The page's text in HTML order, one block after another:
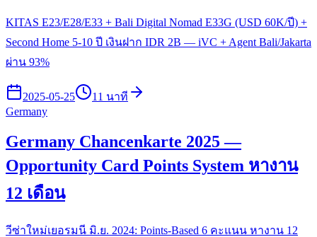
KITAS E23/E28/E33 + Bali Digital Nomad E33G (USD 60K/ปี) +
Second Home 5-10 ปี เงินฝาก IDR 2B — iVC + Agent Bali/Jakarta
ผ่าน 93%
2025-05-25
11 นาที
Germany
Germany Chancenkarte 2025 —
Opportunity Card Points System หางาน
12 เดือน
วีซ่าใหม่เยอรมนี มิ.ย. 2024: Points-Based 6 คะแนน หางาน 12